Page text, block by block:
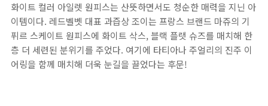
화이트 컬러 아일렛 원피스는 산뜻하면서도 청순한 매력을 지닌 아
이템이다. 레드벨벳 대표 과즙상 조이는 프랑스 브랜드 마쥬의 기
퓌르 스케이트 원피스에 화이트 삭스, 블랙 플랫 슈즈를 매치해 한
층 더 세련된 분위기를 주었다. 여기에 타티아나 주얼리의 진주 이
어링을 함께 매치해 더욱 눈길을 끌었다는 후문!